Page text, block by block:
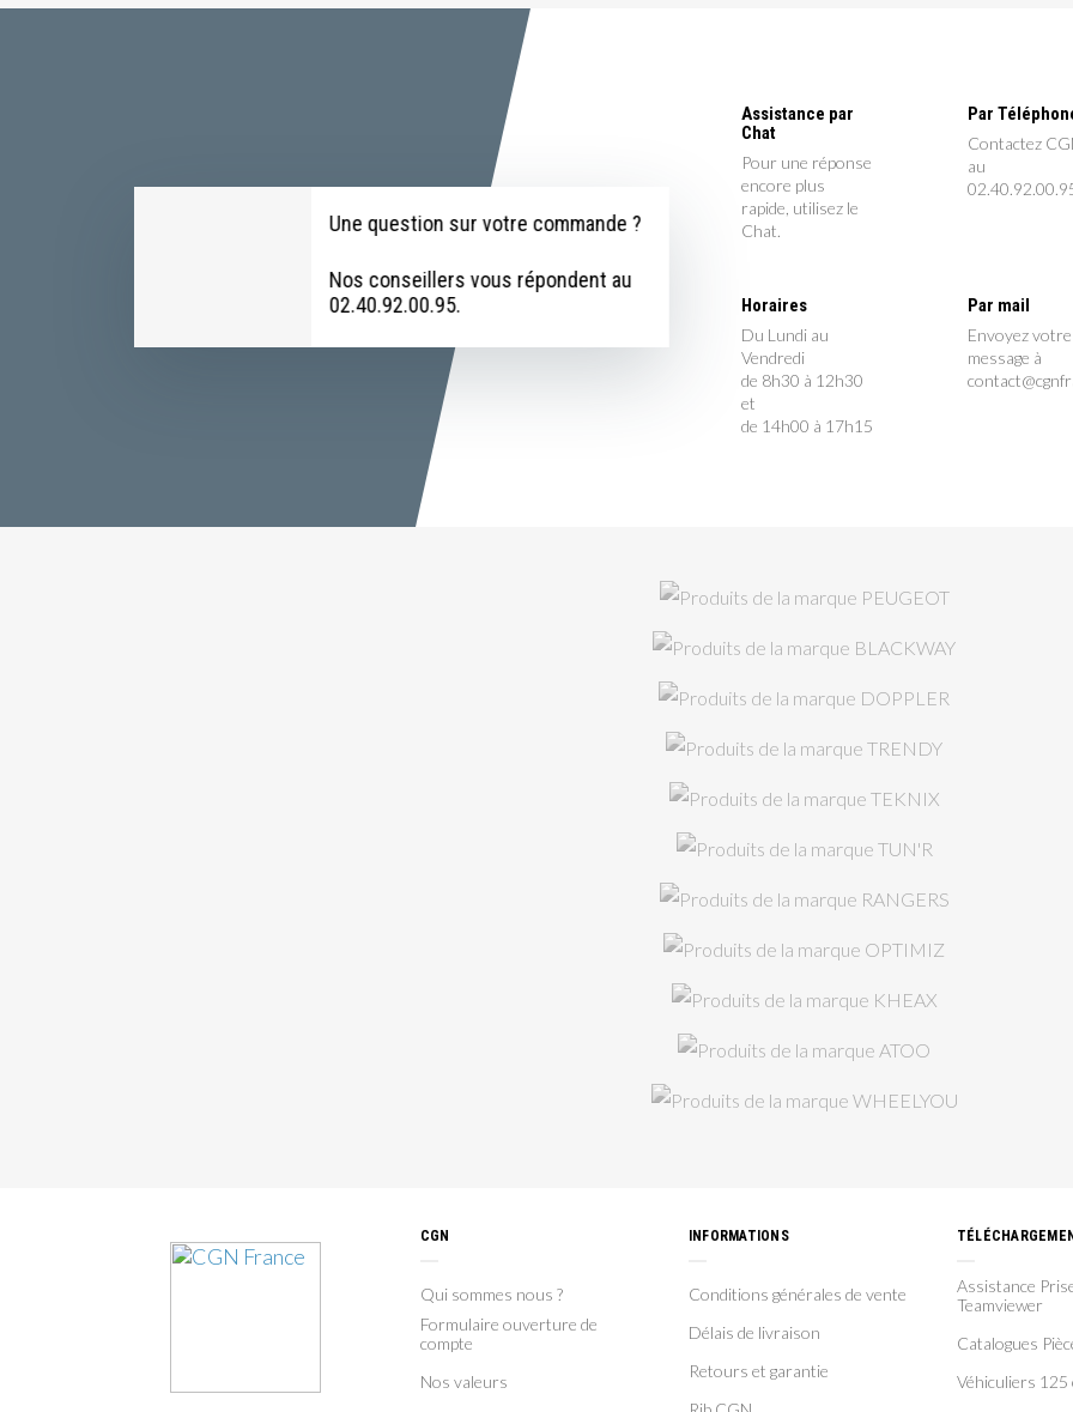
Une question sur votre commande ?
Nos conseillers vous répondent au
02.40.92.00.95.
Assistance par
Chat
Pour une réponse
encore plus
rapide, utilisez le
Chat.
Par
Contactez
au
Horaires
Du Lundi au
Vendredi
de 8h30 à 12h30
et
de 14h00 à 17h15
Par mail
Envoyez votre
message à
CGN
Qui sommes nous ?
Formulaire ouverture de
compte
Nos valeurs
INFORMATIONS
Conditions générales de vente
Délais de livraison
Retours et garantie
Assistance
Teamviewer
Catalogues
Véhiculiers 125